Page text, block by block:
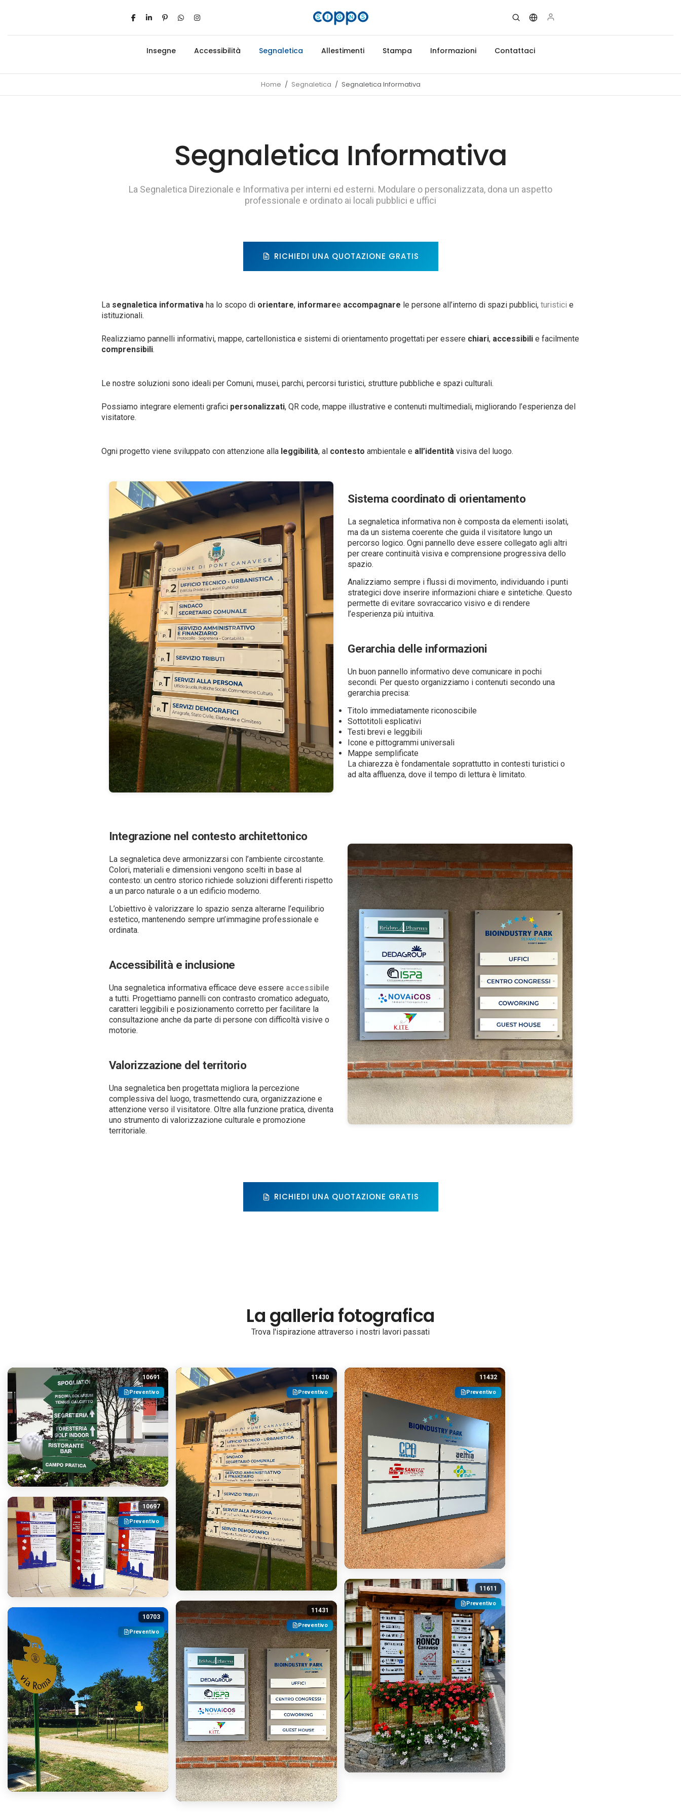
Insegne Accessibilità Segnaletica Allestimenti Stampa Informazioni Contattaci
Home Segnaletica Segnaletica Informativa
Segnaletica Informativa
La Segnaletica Direzionale e Informativa per interni ed esterni. Modulare o personalizzata, dona un aspetto
professionale e ordinato ai locali pubblici e uffici
RICHIEDI UNA QUOTAZIONE GRATIS
La segnaletica informativaha lo scopo di orientare, informaree accompagnare le persone all’interno di spazi pubblici, turistici e
istituzionali.
Realizziamo pannelli informativi, mappe, cartellonistica e sistemi di orientamento progettati per essere chiari, accessibilie facilmente
comprensibili.
Le nostre soluzioni sono ideali per Comuni, musei, parchi, percorsi turistici, strutture pubbliche e spazi culturali.
Possiamo integrare elementi grafici personalizzati, QR code, mappe illustrative e contenuti multimediali, migliorando l’esperienza del
visitatore.
Ogni progetto viene sviluppato con attenzione alla leggibilità, al contesto ambientale e all’identitàvisiva del luogo.
Sistema coordinato di orientamento
La segnaletica informativa non è composta da elementi isolati,
ma da un sistema coerente che guida il visitatore lungo un
percorso logico. Ogni pannello deve essere collegato agli altri
per creare continuità visiva e comprensione progressiva dello
spazio.
Analizziamo sempre i flussi di movimento, individuando i punti
strategici dove inserire informazioni chiare e sintetiche. Questo
permette di evitare sovraccarico visivo e di rendere
l’esperienza più intuitiva.
Gerarchia delle informazioni
Un buon pannello informativo deve comunicare in pochi
secondi. Per questo organizziamo i contenuti secondo una
gerarchia precisa:
Titolo immediatamente riconoscibile
Sottotitoli esplicativi
Testi brevi e leggibili
Icone e pittogrammi universali
Mappe semplificate
La chiarezza è fondamentale soprattutto in contesti turistici o
ad alta affluenza, dove il tempo di lettura è limitato.
Integrazione nel contesto architettonico
La segnaletica deve armonizzarsi con l’ambiente circostante.
Colori, materiali e dimensioni vengono scelti in base al
contesto: un centro storico richiede soluzioni differenti rispetto
a un parco naturale o a un edificio moderno.
L’obiettivo è valorizzare lo spazio senza alterarne l’equilibrio
estetico, mantenendo sempre un’immagine professionale e
ordinata.
Accessibilità e inclusione
Una segnaletica informativa efficace deve essere accessibile
a tutti. Progettiamo pannelli con contrasto cromatico adeguato,
caratteri leggibili e posizionamento corretto per facilitare la
consultazione anche da parte di persone con difficoltà visive o
motorie.
Valorizzazione del territorio
Una segnaletica ben progettata migliora la percezione
complessiva del luogo, trasmettendo cura, organizzazione e
attenzione verso il visitatore. Oltre alla funzione pratica, diventa
uno strumento di valorizzazione culturale e promozione
territoriale.
RICHIEDI UNA QUOTAZIONE GRATIS
La galleria fotografica
Trova l'ispirazione attraverso i nostri lavori passati
10691
Preventivo
10697
Preventivo
10703
Preventivo
11430
Preventivo
11431
Preventivo
11432
Preventivo
11611
Preventivo